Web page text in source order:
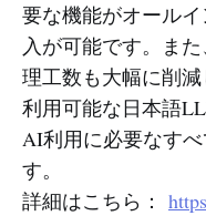
要な機能がオール
入が可能です。ま
理工数も大幅に削
利用可能な日本語
AI利用に必要なす
す。
詳細はこちら：